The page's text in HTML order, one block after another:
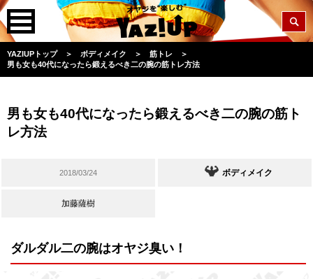
YAZIUPトップ ＞ ボディメイク ＞ 筋トレ
＞
男も女も40代になったら鍛えるべき二の腕の筋トレ方法
男も女も40代になったら鍛えるべき二の腕の筋ト
レ方法
2018/03/24 ボディメイク
加藤薩樹
ダルダル二の腕はオヤジ臭い！